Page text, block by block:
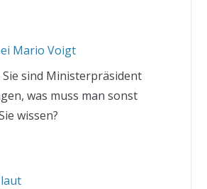
Mario Voigt
sind Ministerpräsident
was muss man sonst
wissen?